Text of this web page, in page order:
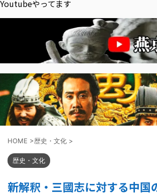
Youtubeやってます
HOME >歴史・文化 >
歴史・文化
新解釈・三國志に対する中国